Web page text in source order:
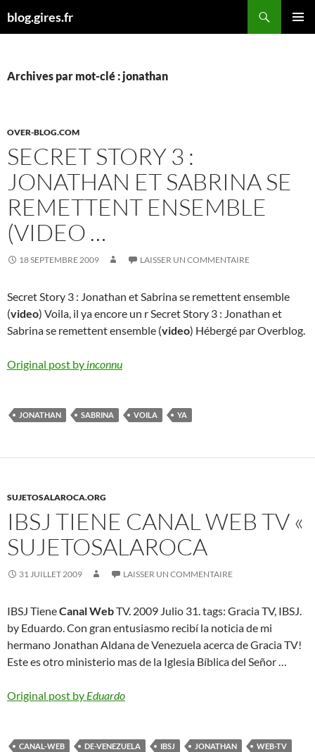
aublog.gires.fr
Archives par mot-clé : jonathan
OVER-BLOG.COM
SECRET STORY 3 :
JONATHAN ET SABRINA SE
REMETTENT ENSEMBLE
(VIDEO …
18 SEPTEMBRE 2009 LAISSER UN COMMENTAIRE
Secret Story 3 : Jonathan et Sabrina se remettent ensemble
(video) Voila, il ya encore un r Secret Story 3 : Jonathan et
Sabrina se remettent ensemble (video) Hébergé par Overblog.
Original post by inconnu
JONATHAN SABRINA VOILA YA
SUJETOSALAROCA.ORG
IBSJ TIENE CANAL WEB TV «
SUJETOSALAROCA
31 JUILLET 2009 LAISSER UN COMMENTAIRE
IBSJ TieneCanal WebTV. 2009 Julio 31. tags: Gracia TV, IBSJ.
by Eduardo. Con gran entusiasmo recibí la noticia de mi
hermano Jonathan Aldana de Venezuela acerca de Gracia TV!
Este es otro ministerio mas de la Iglesia Bíblica del Señor …
Original post by Eduardo
CANAL-WEB DE-VENEZUELA IBSJ JONATHAN WEB-TV